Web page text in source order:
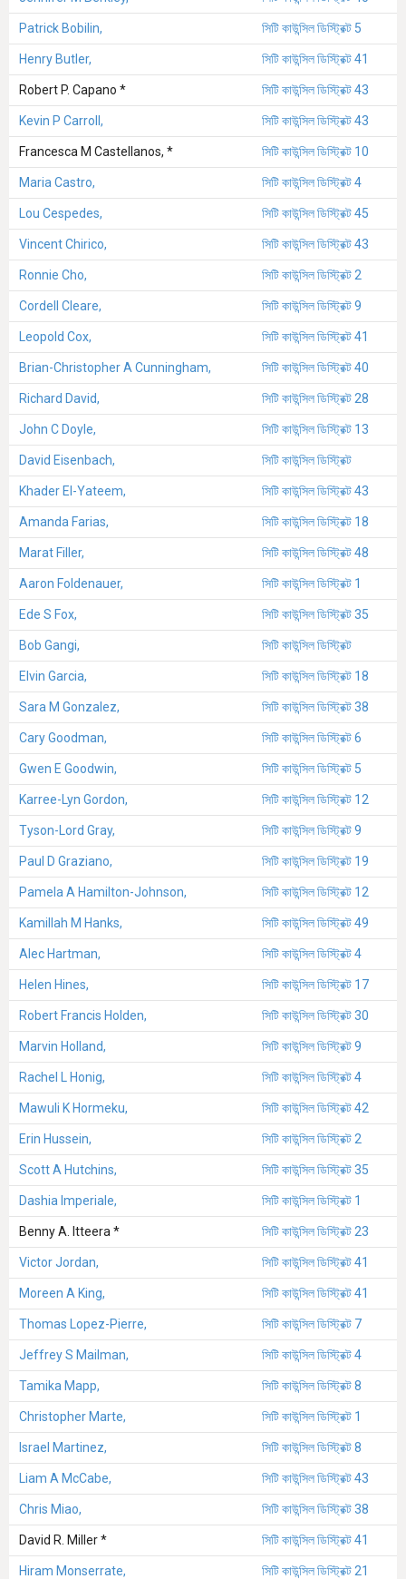
Patrick Bobilin, সিটি কাউন্সিল ডিস্ট্রিক্ট 5
Henry Butler, সিটি কাউন্সিল ডিস্ট্রিক্ট 41
Robert P. Capano * সিটি কাউন্সিল ডিস্ট্রিক্ট 43
Kevin P Carroll, সিটি কাউন্সিল ডিস্ট্রিক্ট 43
Francesca M Castellanos, * সিটি কাউন্সিল ডিস্ট্রিক্ট 10
Maria Castro, সিটি কাউন্সিল ডিস্ট্রিক্ট 4
Lou Cespedes, সিটি কাউন্সিল ডিস্ট্রিক্ট 45
Vincent Chirico, সিটি কাউন্সিল ডিস্ট্রিক্ট 43
Ronnie Cho, সিটি কাউন্সিল ডিস্ট্রিক্ট 2
Cordell Cleare, সিটি কাউন্সিল ডিস্ট্রিক্ট 9
Leopold Cox, সিটি কাউন্সিল ডিস্ট্রিক্ট 41
Brian-Christopher A Cunningham, সিটি কাউন্সিল ডিস্ট্রিক্ট 40
Richard David, সিটি কাউন্সিল ডিস্ট্রিক্ট 28
John C Doyle, সিটি কাউন্সিল ডিস্ট্রিক্ট 13
David Eisenbach, সিটি কাউন্সিল ডিস্ট্রিক্ট
Khader El-Yateem, সিটি কাউন্সিল ডিস্ট্রিক্ট 43
Amanda Farias, সিটি কাউন্সিল ডিস্ট্রিক্ট 18
Marat Filler, সিটি কাউন্সিল ডিস্ট্রিক্ট 48
Aaron Foldenauer, সিটি কাউন্সিল ডিস্ট্রিক্ট 1
Ede S Fox, সিটি কাউন্সিল ডিস্ট্রিক্ট 35
Bob Gangi, সিটি কাউন্সিল ডিস্ট্রিক্ট
Elvin Garcia, সিটি কাউন্সিল ডিস্ট্রিক্ট 18
Sara M Gonzalez, সিটি কাউন্সিল ডিস্ট্রিক্ট 38
Cary Goodman, সিটি কাউন্সিল ডিস্ট্রিক্ট 6
Gwen E Goodwin, সিটি কাউন্সিল ডিস্ট্রিক্ট 5
Karree-Lyn Gordon, সিটি কাউন্সিল ডিস্ট্রিক্ট 12
Tyson-Lord Gray, সিটি কাউন্সিল ডিস্ট্রিক্ট 9
Paul D Graziano, সিটি কাউন্সিল ডিস্ট্রিক্ট 19
Pamela A Hamilton-Johnson, সিটি কাউন্সিল ডিস্ট্রিক্ট 12
Kamillah M Hanks, সিটি কাউন্সিল ডিস্ট্রিক্ট 49
Alec Hartman, সিটি কাউন্সিল ডিস্ট্রিক্ট 4
Helen Hines, সিটি কাউন্সিল ডিস্ট্রিক্ট 17
Robert Francis Holden, সিটি কাউন্সিল ডিস্ট্রিক্ট 30
Marvin Holland, সিটি কাউন্সিল ডিস্ট্রিক্ট 9
Rachel L Honig, সিটি কাউন্সিল ডিস্ট্রিক্ট 4
Mawuli K Hormeku, সিটি কাউন্সিল ডিস্ট্রিক্ট 42
Erin Hussein, সিটি কাউন্সিল ডিস্ট্রিক্ট 2
Scott A Hutchins, সিটি কাউন্সিল ডিস্ট্রিক্ট 35
Dashia Imperiale, সিটি কাউন্সিল ডিস্ট্রিক্ট 1
Benny A. Itteera * সিটি কাউন্সিল ডিস্ট্রিক্ট 23
Victor Jordan, সিটি কাউন্সিল ডিস্ট্রিক্ট 41
Moreen A King, সিটি কাউন্সিল ডিস্ট্রিক্ট 41
Thomas Lopez-Pierre, সিটি কাউন্সিল ডিস্ট্রিক্ট 7
Jeffrey S Mailman, সিটি কাউন্সিল ডিস্ট্রিক্ট 4
Tamika Mapp, সিটি কাউন্সিল ডিস্ট্রিক্ট 8
Christopher Marte, সিটি কাউন্সিল ডিস্ট্রিক্ট 1
Israel Martinez, সিটি কাউন্সিল ডিস্ট্রিক্ট 8
Liam A McCabe, সিটি কাউন্সিল ডিস্ট্রিক্ট 43
Chris Miao, সিটি কাউন্সিল ডিস্ট্রিক্ট 38
David R. Miller * সিটি কাউন্সিল ডিস্ট্রিক্ট 41
Hiram Monserrate, সিটি কাউন্সিল ডিস্ট্রিক্ট 21